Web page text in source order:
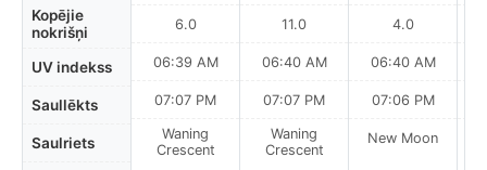
Kopējie
nokrišņi
UV indekss
Saullēkts
Saulriets
6.0
06:39 AM
07:07 PM
Waning
Crescent
11.0
06:40 AM
07:07 PM
Waning
Crescent
4.0
06:40 AM
07:06 PM
New Moon